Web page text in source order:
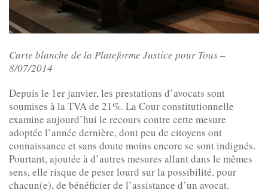
Carte blanche de la Plateforme Justice pour Tous –
8/07/2014
Depuis le 1er janvier, les prestations d’avocats sont
soumises à la TVA de 21%. La Cour constitutionnelle
examine aujourd’hui le recours contre cette mesure
adoptée l’année dernière, dont peu de citoyens ont
connaissance et sans doute moins encore se sont indignés.
Pourtant, ajoutée à d’autres mesures allant dans le mêmes
sens, elle risque de peser lourd sur la possibilité, pour
chacun(e), de bénéficier de l’assistance d’un avocat.